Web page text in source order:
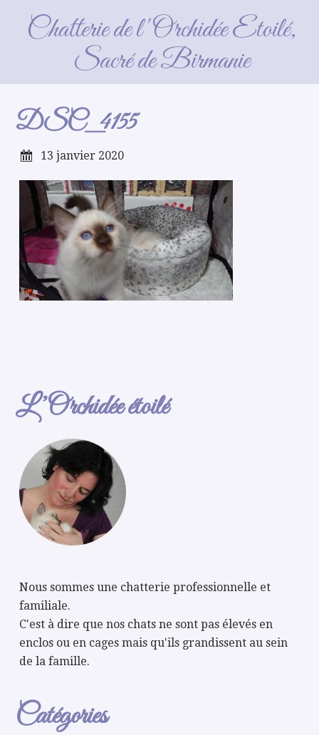
Chatterie de l'Orchidée Etoilé,
Sacré de Birmanie
DSC_4155
DSC_4155
13 janvier 2020
L’Orchidée étoilé
Nous sommes une chatterie professionnelle et
familiale.
C'est à dire que nos chats ne sont pas élevés en
enclos ou en cages mais qu'ils grandissent au sein
de la famille.
Catégories